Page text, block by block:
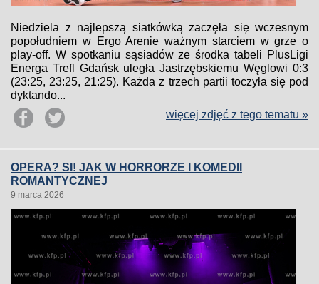
Niedziela z najlepszą siatkówką zaczęła się wczesnym
popołudniem w Ergo Arenie ważnym starciem w grze o
play-off. W spotkaniu sąsiadów ze środka tabeli PlusLigi
Energa Trefl Gdańsk uległa Jastrzębskiemu Węglowi 0:3
(23:25, 23:25, 21:25). Każda z trzech partii toczyła się pod
dyktando...
więcej zdjęć z tego tematu »
OPERA? SI! JAK W HORRORZE I KOMEDII
ROMANTYCZNEJ
9 marca 2026